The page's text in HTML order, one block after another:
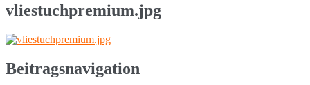
vliestuchpremium.jpg
Beitragsnavigation